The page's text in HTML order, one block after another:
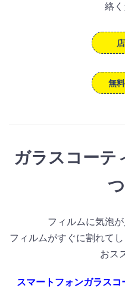
絡く
無
ガラスコーテ
フィルムに気泡
フィルムがすぐに割れて
おス
スマートフォンガラスコ